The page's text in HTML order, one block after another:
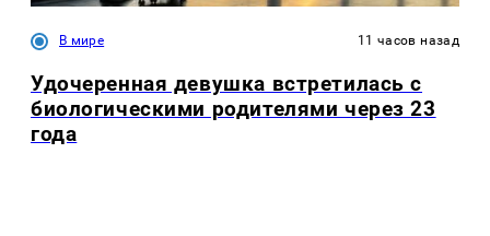
В мире 11 часов назад
Удочеренная девушка встретилась с
биологическими родителями через 23
года